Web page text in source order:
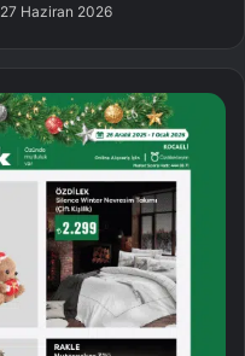
27 Haziran 2026